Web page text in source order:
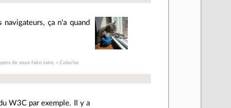
ça n'a quand
de vous faire taire. » Coluche
W3C par exemple. Il y a